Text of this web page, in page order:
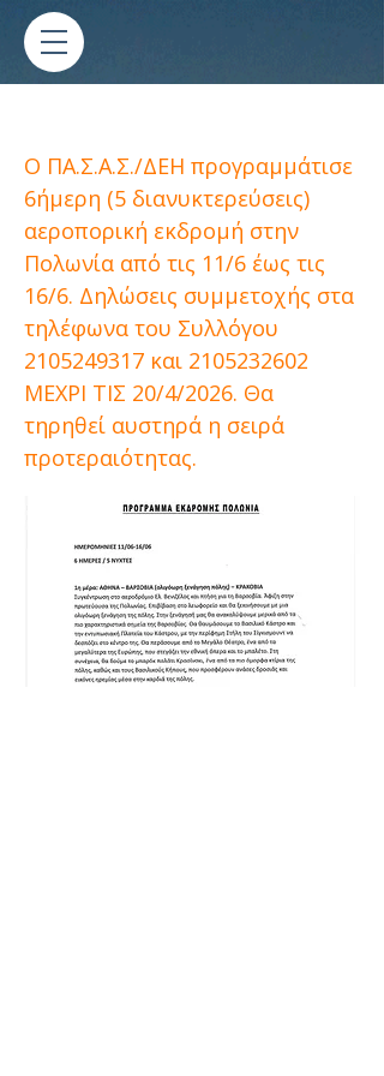
Ο ΠΑ.Σ.Α.Σ./ΔΕΗ προγραμμάτισε
6ήμερη (5 διανυκτερεύσεις)
αεροπορική εκδρομή στην
Πολωνία από τις 11/6 έως τις
16/6. Δηλώσεις συμμετοχής στα
τηλέφωνα του Συλλόγου
2105249317 και 2105232602
ΜΕΧΡΙ ΤΙΣ 20/4/2026. Θα
τηρηθεί αυστηρά η σειρά
προτεραιότητας.